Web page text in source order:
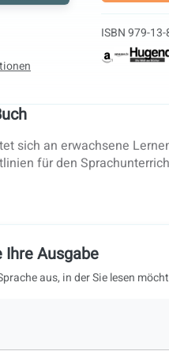
ISBN 979-
sich an erwachsene
für den
eine bewährte Methode
den Lernfortschritt und
mit einer
Berichten zu
von A1 bis C1 und
Ihre Ausgabe
aus, in der Sie lesen